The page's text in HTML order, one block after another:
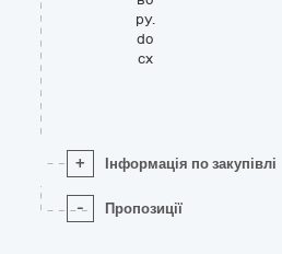
ру.
do
cx
+ Інформація по закупівлі
- Пропозиції